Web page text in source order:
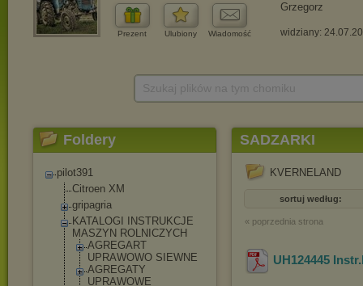
Prezent Ulubiony Wiadomość
Grzegorz
widziany:
Foldery
pilot391
Citroen XM
gripagria
KATALOGI INSTRUKCJE
MASZYN ROLNICZYCH
AGREGART
UPRAWOWO SIEWNE
AGREGATY
UPRAWOWE
SADZARKI
KVERNELAND
sortuj według:
« poprzednia strona
UH124445